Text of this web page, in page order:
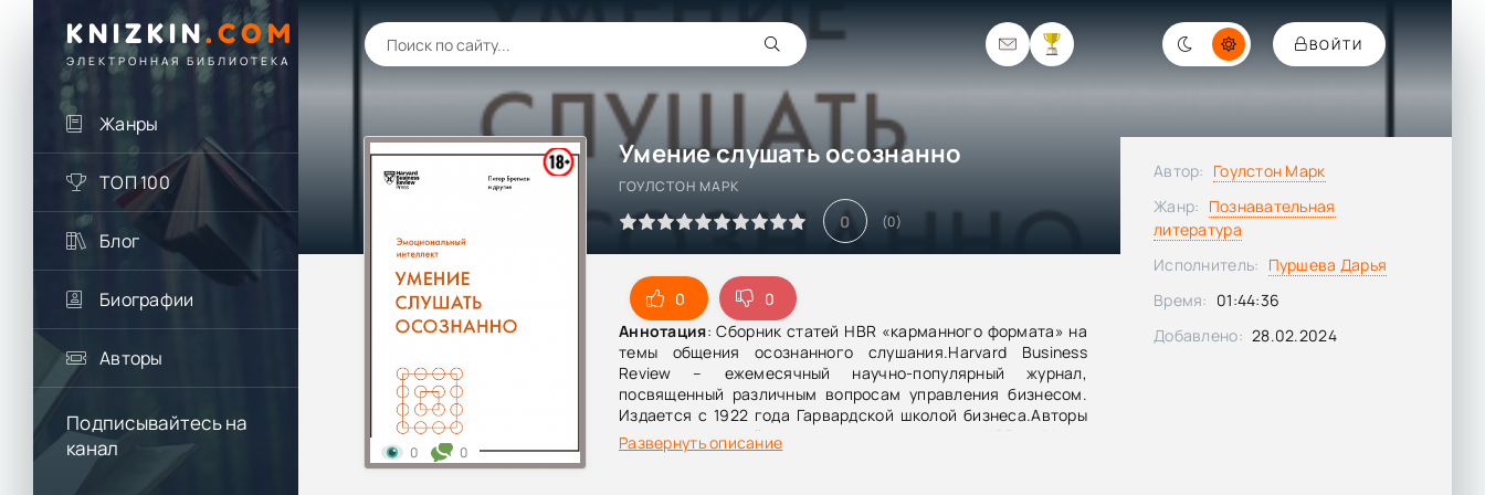
KNIZKIN. COM
ЭЛЕКТРОННАЯ БИБЛИОТЕКА
ВОЙТИ
Жанры
ТОП 100
Блог
Биографии
Авторы
Подписывайтесь на
канал
Умение слушать осознанно
ГОУЛСТОН МАРК
0 (0)
0
0
Аннотация: Сборник статей HBR «карманного формата» на
темы общения осознанного слушания.Harvard Business
Review – ежемесячный научно-популярный журнал,
посвященный различным вопросам управления бизнесом.
Издается с 1922 года Гарвардской школой бизнеса.Авторы
журнала и статей, входящих в книги серии HBR guide, –
ведущие консультанты по вопросам управления временем,
Развернуть описание
0 0
Автор: Гоулстон Марк
Жанр: Познавательная
литература
Исполнитель: Пуршева Дарья
Время: 01:44:36
Добавлено: 28.02.2024